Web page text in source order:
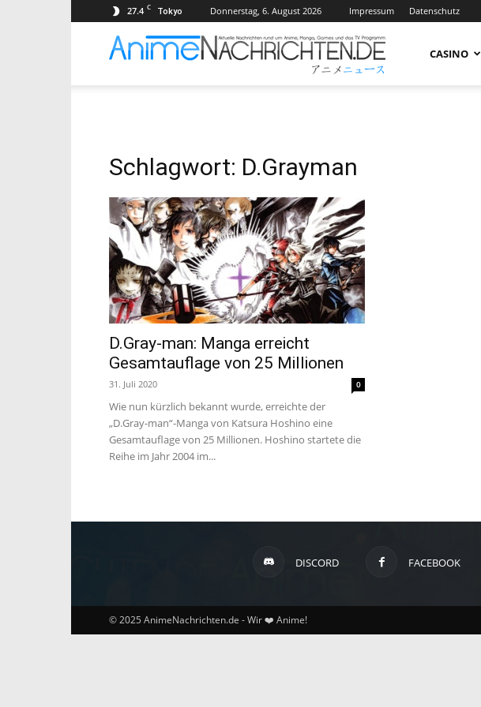
27.4 C Tokyo Donnerstag, 6. August 2026 Impressum Datenschutz
AnimeNachrichten
CASINO
Schlagwort: D.Grayman
D.Gray-man: Manga erreicht
Gesamtauflage von 25 Millionen
31. Juli 2020 0
Wie nun kürzlich bekannt wurde, erreichte der
„D.Gray-man“-Manga von Katsura Hoshino eine
Gesamtauflage von 25 Millionen. Hoshino startete die
Reihe im Jahr 2004 im...
DISCORD FACEBOOK
© 2025 AnimeNachrichten.de - Wir ❤️ Anime!